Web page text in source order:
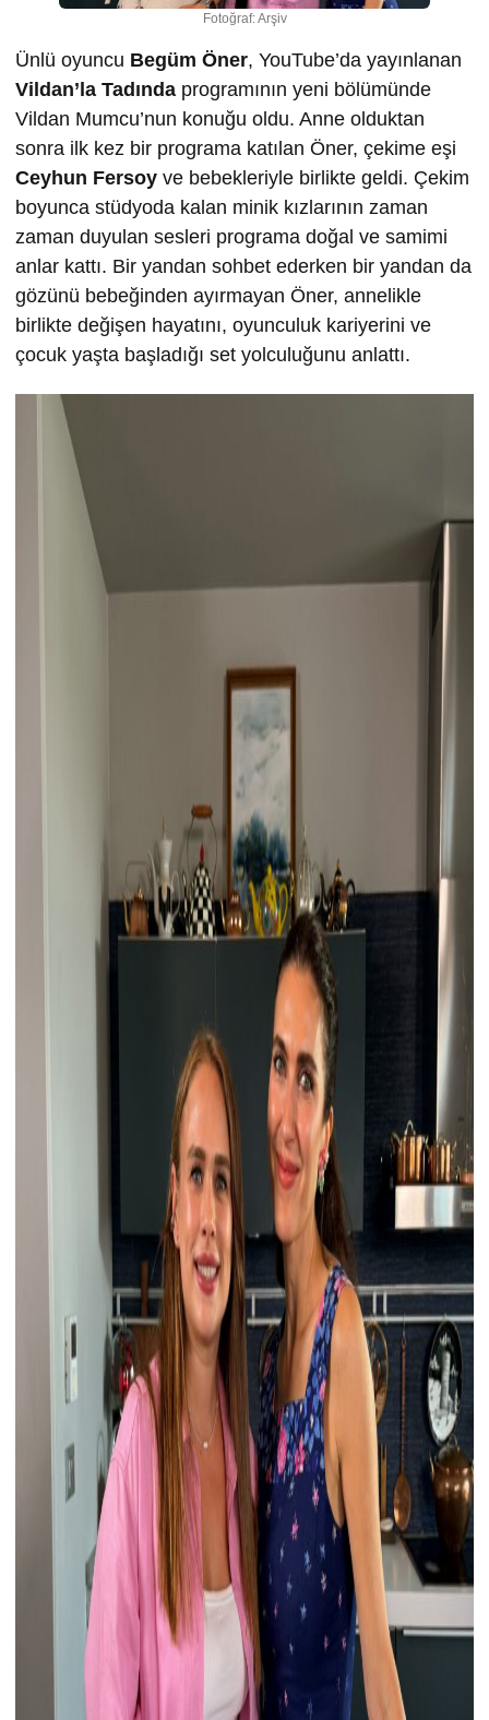
Fotoğraf: Arşiv
Ünlü oyuncu Begüm Öner, YouTube’da yayınlanan
Vildan’la Tadında programının yeni bölümünde
Vildan Mumcu’nun konuğu oldu. Anne olduktan
sonra ilk kez bir programa katılan Öner, çekime eşi
Ceyhun Fersoy ve bebekleriyle birlikte geldi. Çekim
boyunca stüdyoda kalan minik kızlarının zaman
zaman duyulan sesleri programa doğal ve samimi
anlar kattı. Bir yandan sohbet ederken bir yandan da
gözünü bebeğinden ayırmayan Öner, annelikle
birlikte değişen hayatını, oyunculuk kariyerini ve
çocuk yaşta başladığı set yolculuğunu anlattı.